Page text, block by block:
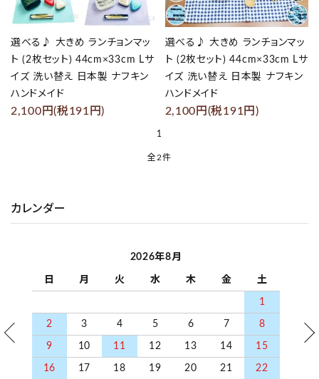
プライバシーポリシー
特定商取引法について
お問い合わせ
選べる♪ 大きめ ランチョンマッ
ト (2枚セット) 44cm×33cm Lサ
イズ 洗い替え 日本製 ナフキン
ハンドメイド
2,100円(税191円)
選べる♪ 大きめ ランチョンマッ
ト (2枚セット) 44cm×33cm Lサ
イズ 洗い替え 日本製 ナフキン
ハンドメイド
2,100円(税191円)
1
全2件
キーワード
カテゴリー
検索する
カレンダー
2026年8月
日 月 火 水 木 金 土
1
2 3 4 5 6 7 8
9 10 11 12 13 14 15
16 17 18 19 20 21 22